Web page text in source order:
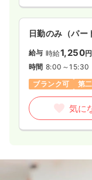
日勤のみ（パー
給与 時給1,250円
時間 8:00～15:30
ブランク可
第
気に